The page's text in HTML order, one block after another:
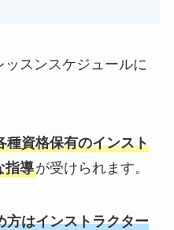
スンスケジュールに
種資格保有のインスト
指導が受けられます。
方はインストラクター